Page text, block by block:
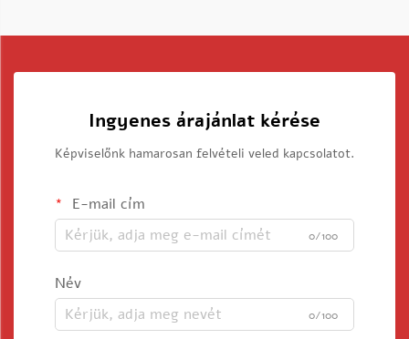
Ingyenes árajánlat kérése
Képviselőnk hamarosan felvételi veled kapcsolatot.
E-mail cím
0/100
Név
0/100